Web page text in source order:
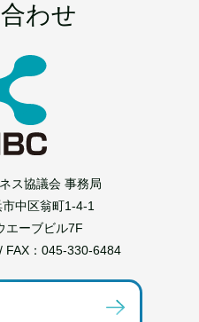
わせ
ス協議会 事務局
中区翁町1-4-1
エーブビル7F
/ FAX：045-330-6484